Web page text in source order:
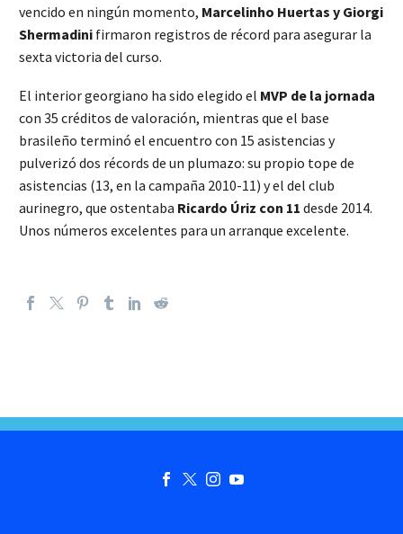
vencido en ningún momento, Marcelinho Huertas y Giorgi
Shermadini firmaron registros de récord para asegurar la
sexta victoria del curso.
El interior georgiano ha sido elegido el MVP de la jornada
con 35 créditos de valoración, mientras que el base
brasileño terminó el encuentro con 15 asistencias y
pulverizó dos récords de un plumazo: su propio tope de
asistencias (13, en la campaña 2010-11) y el del club
aurinegro, que ostentaba Ricardo Úriz con 11 desde 2014.
Unos números excelentes para un arranque excelente.